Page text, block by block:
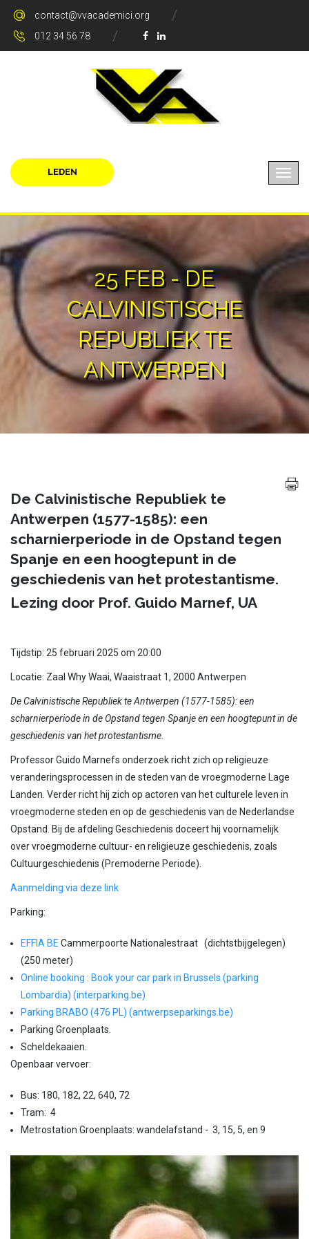
contact@vvacademici.org
012 34 56 78
LEDEN
25 FEB - DE
CALVINISTISCHE
REPUBLIEK TE
ANTWERPEN
De Calvinistische Republiek te
Antwerpen (1577-1585): een
scharnierperiode in de Opstand tegen
Spanje en een hoogtepunt in de
geschiedenis van het protestantisme.
Lezing door Prof. Guido Marnef, UA
Tijdstip: 25 februari 2025 om 20:00
Locatie: Zaal Why Waai, Waaistraat 1, 2000 Antwerpen
De Calvinistische Republiek te Antwerpen (1577-1585): een
scharnierperiode in de Opstand tegen Spanje en een hoogtepunt in de
geschiedenis van het protestantisme.
Professor Guido Marnefs onderzoek richt zich op religieuze
veranderingsprocessen in de steden van de vroegmoderne Lage
Landen. Verder richt hij zich op actoren van het culturele leven in
vroegmoderne steden en op de geschiedenis van de Nederlandse
Opstand. Bij de afdeling Geschiedenis doceert hij voornamelijk
over vroegmoderne cultuur- en religieuze geschiedenis, zoals
Cultuurgeschiedenis (Premoderne Periode).
Aanmelding via deze link
Parking:
EFFIA BE Cammerpoorte Nationalestraat (dichtstbijgelegen)
(250 meter)
Online booking : Book your car park in Brussels (parking
Lombardia) (interparking.be)
Parking BRABO (476 PL) (antwerpseparkings.be)
Parking Groenplaats.
Scheldekaaien.
Openbaar vervoer:
Bus: 180, 182, 22, 640, 72
Tram: 4
Metrostation Groenplaats: wandelafstand - 3, 15, 5, en 9